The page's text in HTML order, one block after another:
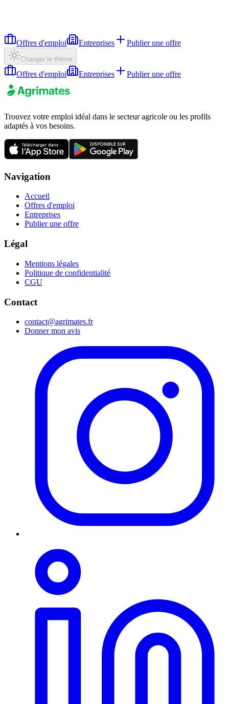
Offres d'emploi Entreprises Publier une offre
Changer le thème
Offres d'emploi Entreprises Publier une offre
Trouvez votre emploi idéal dans le secteur agricole ou les profils
adaptés à vos besoins.
Navigation
Accueil
Offres d'emploi
Entreprises
Publier une offre
Légal
Mentions légales
Politique de confidentialité
CGU
Contact
contact@agrimates.fr
Donner mon avis